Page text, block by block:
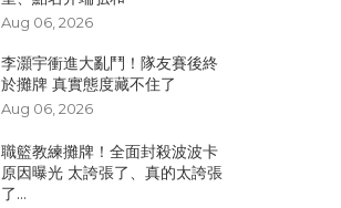
Aug 06, 2026
李灝宇衝進大亂鬥！隊友賽後終
於攤牌 真實態度藏不住了
Aug 06, 2026
職籃教練攤牌！全面封殺波波卡
原因曝光 太誇張了、真的太誇張
了...